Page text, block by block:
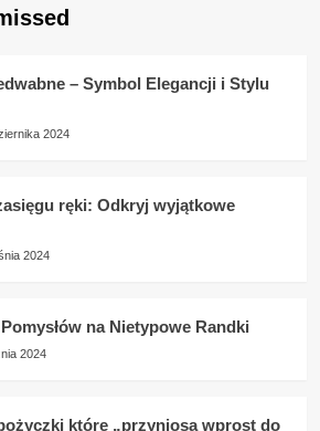
– Symbol Elegancji i Stylu
2024
ręki: Odkryj wyjątkowe
2024
na Nietypowe Randki
2024
które „przyniosą wprost do